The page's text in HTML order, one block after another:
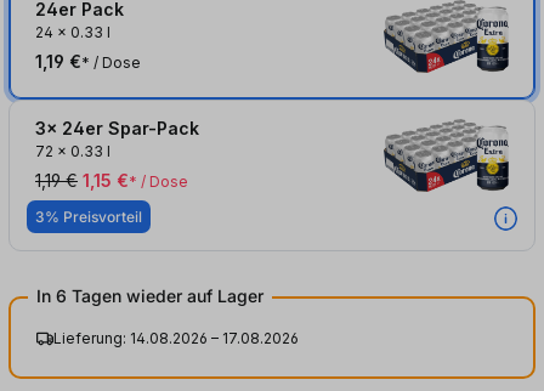
24er Pack
24 x 0.33 l
1,19 €* / Dose
3x 24er Spar-Pack
72 x 0.33 l
1,19 € 1,15 €* / Dose
3% Preisvorteil
In 6 Tagen wieder auf Lager
Lieferung: 14.08.2026 – 17.08.2026